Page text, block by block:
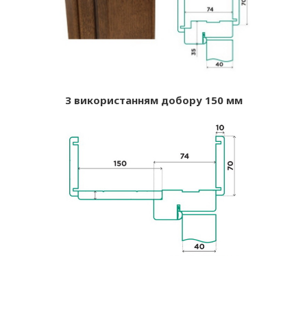
З використанням добору 150 мм